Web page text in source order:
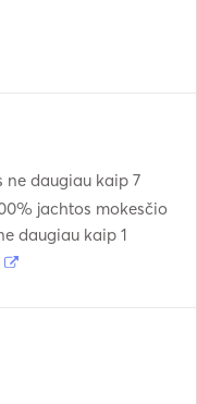
ne daugiau kaip 7
jachtos mokesčio
daugiau kaip 1